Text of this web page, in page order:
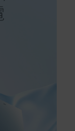
有可能因實際
連結：
product-wa
有所不同，詳